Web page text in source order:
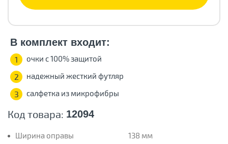
Код товара: 12094
Ширина оправы
138 мм
В комплект входит:
1 очки с 100% защитой
2 надежный жесткий футляр
3 салфетка из микрофибры